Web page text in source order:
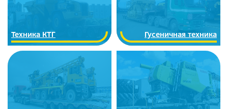
Техника КТГ Гусеничная техника